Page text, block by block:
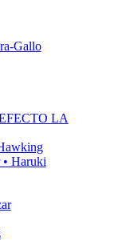
Gallo
LA
• Haruki